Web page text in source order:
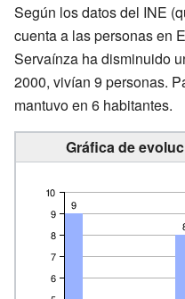
Según los datos del INE
cuenta a las personas en
Servaínza ha disminuido
2000, vivían 9 personas.
mantuvo en 6 habitantes.
Gráfica de